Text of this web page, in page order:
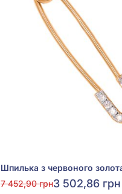
7 452,90 грн3 502,86 грн